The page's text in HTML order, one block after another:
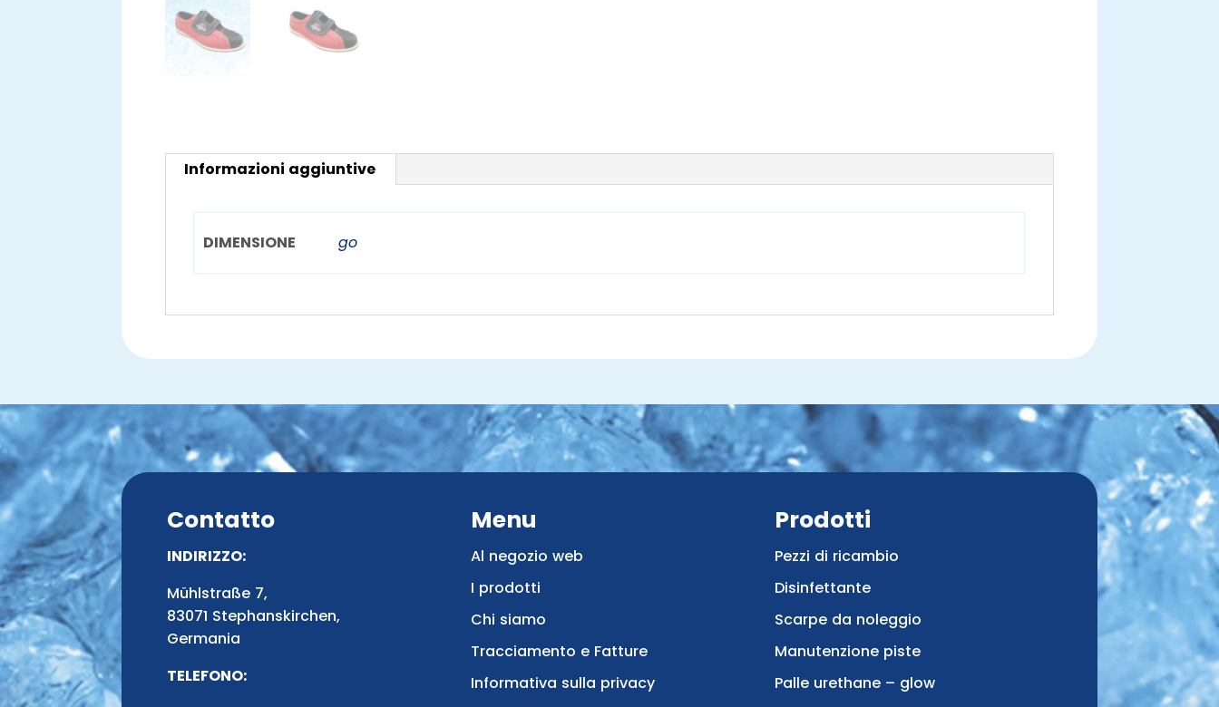
Informazioni aggiuntive
DIMENSIONE go
Contatto
INDIRIZZO:
Mühlstraße 7,
83071 Stephanskirchen,
Germania
TELEFONO:
Menu
Al negozio web
I prodotti
Chi siamo
Tracciamento e Fatture
Informativa sulla privacy
Prodotti
Pezzi di ricambio
Disinfettante
Scarpe da noleggio
Manutenzione piste
Palle urethane – glow